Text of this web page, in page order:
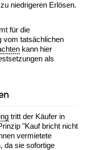
niedrigeren Erlösen.
für die
vom tatsächlichen
kann hier
als
tritt der Käufer in
"Kauf bricht nicht
vermietete
da sie sofortige